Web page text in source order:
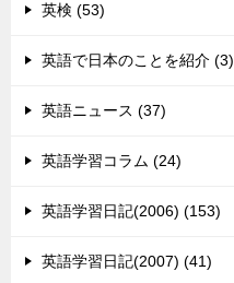
英検 (53)
英語で日本のことを紹介 (3)
英語ニュース (37)
英語学習コラム (24)
英語学習日記(2006) (153)
英語学習日記(2007) (41)